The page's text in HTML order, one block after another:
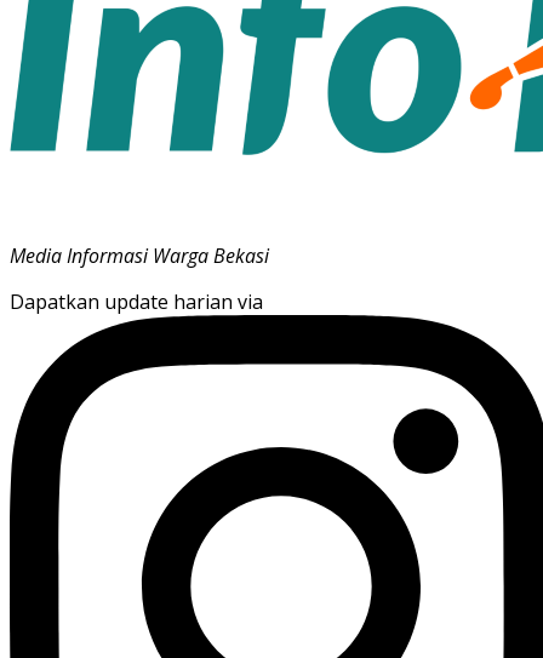
Media Informasi Warga Bekasi
Dapatkan update harian via